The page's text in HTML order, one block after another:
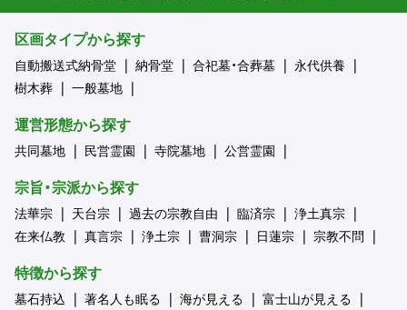
区画タイプから探す
自動搬送式納骨堂 納骨堂 合祀墓・合葬墓
永代供養
樹木葬
一般墓地
運営形態から探す
共同墓地 民営霊園 寺院墓地 公営霊園
宗旨・宗派から探す
法華宗 天台宗 過去の宗教自由 臨済宗
浄土真宗
在来仏教
真言宗 浄土宗 曹洞宗 日蓮宗 宗教不問
特徴から探す
墓石持込 著名人も眠る 海が見える
富士山が見える